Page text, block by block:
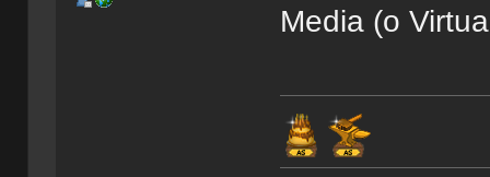
Media (o